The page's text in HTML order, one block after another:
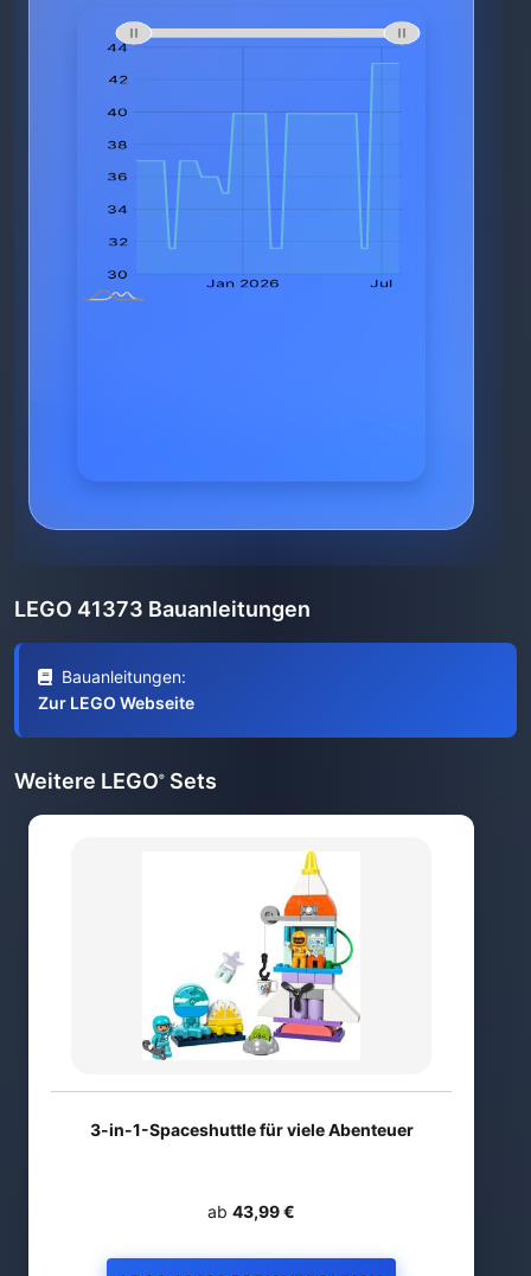
LEGO 41373 Bauanleitungen
Bauanleitungen:
Zur LEGO Webseite
Weitere LEGO® Sets
3-in-1-Spaceshuttle für viele Abenteuer
ab 43,99 €